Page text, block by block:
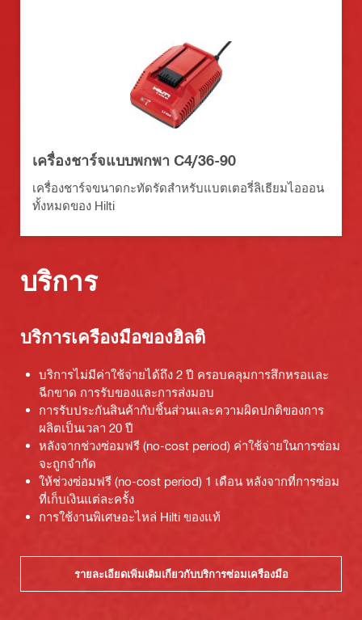
เครื่องชาร์จแบบพกพา C4/36-90
เครื่องชาร์จขนาดกะทัดรัดสำหรับแบตเตอรี่ลิเธียมไอออน
ทั้งหมดของ Hilti
บริการ
บริการเครื่องมือของฮิลติ
บริการไม่มีค่าใช้จ่ายได้ถึง 2 ปี ครอบคลุมการสึกหรอและ
ฉีกขาด การรับของและการส่งมอบ
การรับประกันสินค้ากับชิ้นส่วนและความผิดปกติของการ
ผลิตเป็นเวลา 20 ปี
หลังจากช่วงซ่อมฟรี (no-cost period) ค่าใช้จ่ายในการซ่อม
จะถูกจำกัด
ให้ช่วงซ่อมฟรี (no-cost period) 1 เดือน หลังจากที่การซ่อม
ที่เก็บเงินแต่ละครั้ง
การใช้งานพิเศษอะไหล่ Hilti ของแท้
รายละเอียดเพิ่มเติมเกี่ยวกับบริการซ่อมเครื่องมือ